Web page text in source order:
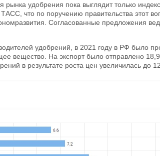
рынка удобрения пока выглядит только
что по поручению правительства этот
Согласованные предложения
удобрений, в 2021 году в РФ было
вещество. На экспорт было отправлено
в результате роста цен увеличилась